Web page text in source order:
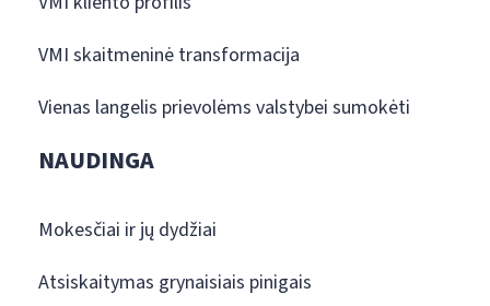
VMI skaitmeninė transformacija
Vienas langelis prievolėms valstybei sumokėti
NAUDINGA
Mokesčiai ir jų dydžiai
Atsiskaitymas grynaisiais pinigais